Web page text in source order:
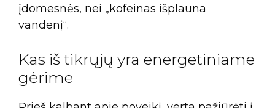
įdomesnės, nei „kofeinas išplauna
vandenį“.
Kas iš tikrųjų yra energetiniame
gėrime